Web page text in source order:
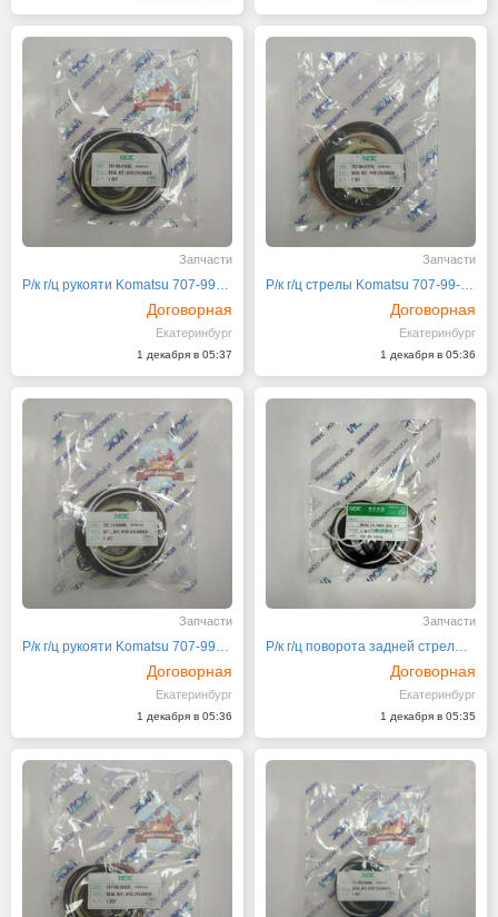
Запчасти
Договорная
Екатеринбург
1 декабря в 05:37
Запчасти
Договорная
Екатеринбург
1 декабря в 05:36
Запчасти
Договорная
Екатеринбург
1 декабря в 05:36
Запчасти
Договорная
Екатеринбург
1 декабря в 05:35